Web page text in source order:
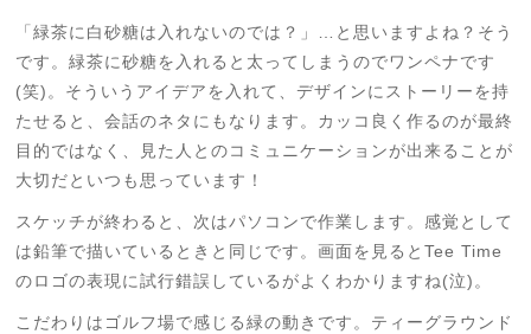
「緑茶に白砂糖は入れないのでは？」…と思いますよね？そう
です。緑茶に砂糖を入れると太ってしまうのでワンペナです
(笑)。そういうアイデアを入れて、デザインにストーリーを持
たせると、会話のネタにもなります。カッコ良く作るのが最終
目的ではなく、見た人とのコミュニケーションが出来ることが
大切だといつも思っています！
スケッチが終わると、次はパソコンで作業します。 感覚として
は鉛筆で描いているときと同じです。画面を見るとTee Time
のロゴの表現に試行錯誤しているがよくわかりますね(泣)。
こだわりはゴルフ場で感じる緑の動きです。ティーグラウンド